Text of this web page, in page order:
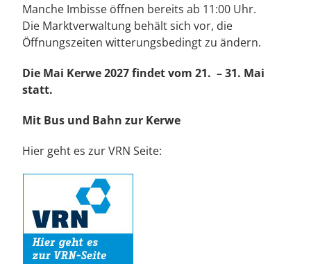
Manche Imbisse öffnen bereits ab 11:00 Uhr.
Die Marktverwaltung behält sich vor, die
Öffnungszeiten witterungsbedingt zu ändern.
Die Mai Kerwe 2027 findet vom 21. – 31. Mai
statt.
Mit Bus und Bahn zur Kerwe
Hier geht es zur VRN Seite: